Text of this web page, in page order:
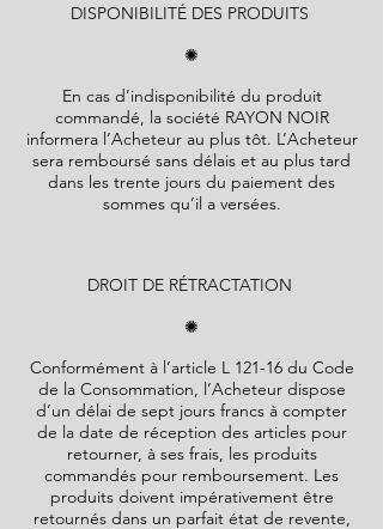
DISPONIBILITÉ DES PRODUITS
✺
En cas d’indisponibilité du produit
commandé, la société RAYON NOIR
informera l’Acheteur au plus tôt. L’Acheteur
sera remboursé sans délais et au plus tard
dans les trente jours du paiement des
sommes qu’il a versées.
DROIT DE RÉTRACTATION
✺
Conformément à l’article L 121-16 du Code
de la Consommation, l’Acheteur dispose
d’un délai de sept jours francs à compter
de la date de réception des articles pour
retourner, à ses frais, les produits
commandés pour remboursement. Les
produits doivent impérativement être
retournés dans un parfait état de revente,